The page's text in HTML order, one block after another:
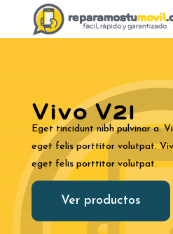
Vivo V21
Eget tincidunt nibh pulvinar a.
eget felis porttitor volutpat.
eget felis porttitor volutpat.
Ver productos